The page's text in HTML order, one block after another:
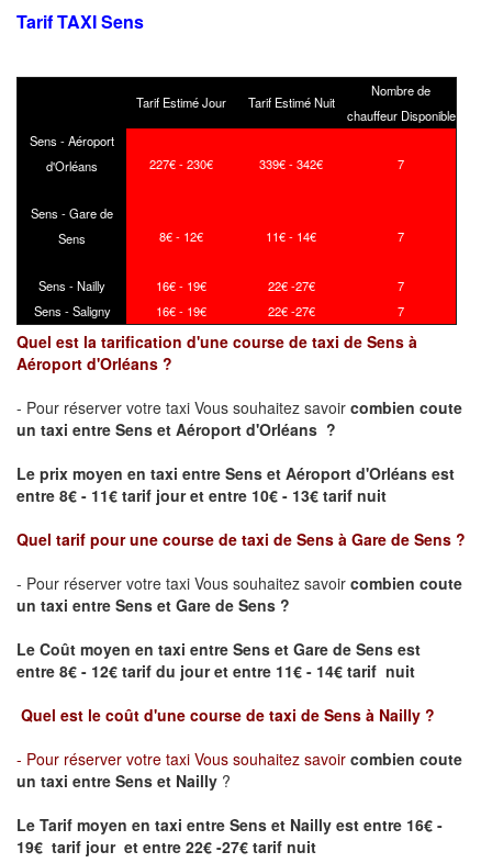
Tarif TAXI Sens
Tarif Estimé Jour Tarif Estimé Nuit
Nombre de
chauffeur Disponible
Sens - Aéroport
d'Orléans
227€ - 230€ 339€ - 342€ 7
Sens - Gare de
Sens
8€ - 12€ 11€ - 14€ 7
Sens - Nailly 16€ - 19€ 22€ -27€
7
Sens - Saligny
16€ - 19€ 22€ -27€ 7
Quel est la tarification d'une course de taxi de Sens à
Aéroport d'Orléans ?
- Pour réserver votre taxi Vous souhaitez savoir combien coute
un taxi entre Sens et Aéroport d'Orléans ?
Le prix moyen en taxi entre Sens et Aéroport d'Orléans est
entre 8€ - 11€ tarif jour et entre 10€ - 13€ tarif nuit
Quel tarif pour une course de taxi de Sens à Gare de Sens ?
- Pour réserver votre taxi Vous souhaitez savoir combien coute
un taxi entre Sens et Gare de Sens ?
Le Coût moyen en taxi entre Sens et Gare de Sens est
entre 8€ - 12€ tarif du jour et entre 11€ - 14€ tarif nuit
Quel est le coût d'une course de taxi de Sens à Nailly ?
- Pour réserver votre taxi Vous souhaitez savoir combien coute
un taxi entre Sens et Nailly ?
Le Tarif moyen en taxi entre Sens et Nailly est entre 16€ -
19€ tarif jour et entre 22€ -27€ tarif nuit